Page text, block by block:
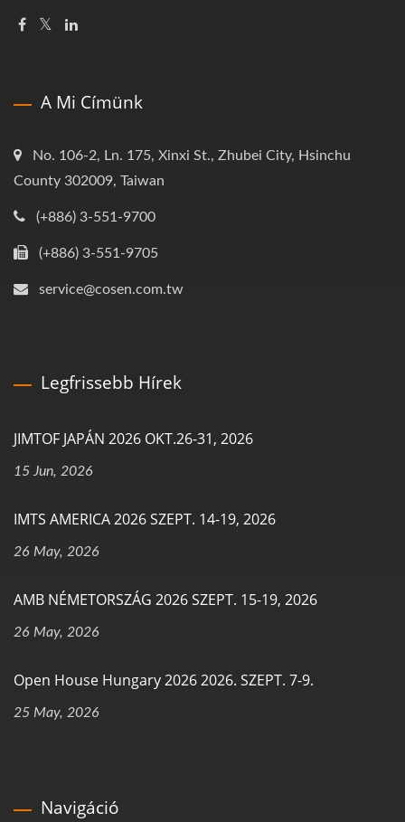
A Mi Címünk
No. 106-2, Ln. 175, Xinxi St., Zhubei City, Hsinchu
County 302009, Taiwan
(+886) 3-551-9700
(+886) 3-551-9705
service@cosen.com.tw
Legfrissebb Hírek
JIMTOF JAPÁN 2026 OKT.26-31, 2026
15 Jun, 2026
IMTS AMERICA 2026 SZEPT. 14-19, 2026
26 May, 2026
AMB NÉMETORSZÁG 2026 SZEPT. 15-19, 2026
26 May, 2026
Open House Hungary 2026 2026. SZEPT. 7-9.
25 May, 2026
Navigáció